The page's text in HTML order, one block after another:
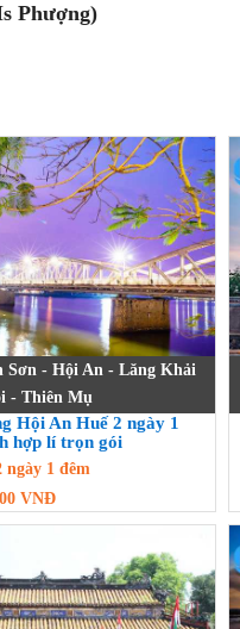
Phượng)
Sơn - Hội An - Lăng Khải
- Thiên Mụ
Hội An Huế 2 ngày 1
hợp lí trọn gói
ngày 1 đêm
VNĐ